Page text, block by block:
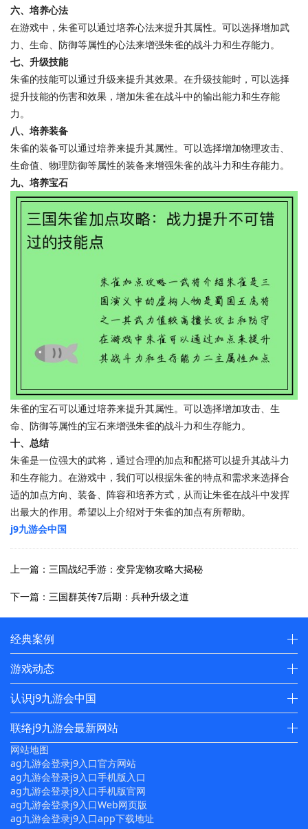
六、培养心法
在游戏中，朱雀可以通过培养心法来提升其属性。可以选择增加武
力、生命、防御等属性的心法来增强朱雀的战斗力和生存能力。
七、升级技能
朱雀的技能可以通过升级来提升其效果。在升级技能时，可以选择
提升技能的伤害和效果，增加朱雀在战斗中的输出能力和生存能
力。
八、培养装备
朱雀的装备可以通过培养来提升其属性。可以选择增加物理攻击、
生命值、物理防御等属性的装备来增强朱雀的战斗力和生存能力。
九、培养宝石
朱雀的宝石可以通过培养来提升其属性。可以选择增加攻击、生
命、防御等属性的宝石来增强朱雀的战斗力和生存能力。
十、总结
朱雀是一位强大的武将，通过合理的加点和配搭可以提升其战斗力
和生存能力。在游戏中，我们可以根据朱雀的特点和需求来选择合
适的加点方向、装备、阵容和培养方式，从而让朱雀在战斗中发挥
出最大的作用。希望以上介绍对于朱雀的加点有所帮助。
j9九游会中国
上一篇：三国战纪手游：变异宠物攻略大揭秘
下一篇：三国群英传7后期：兵种升级之道
经典案例
游戏动态
认识j9九游会中国
联络j9九游会最新网站
网站地图
ag九游会登录j9入口官方网站
ag九游会登录j9入口手机版入口
ag九游会登录j9入口手机版官网
ag九游会登录j9入口Web网页版
ag九游会登录j9入口app下载地址